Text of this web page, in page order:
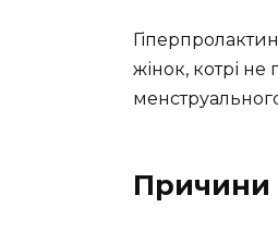
жінок, котрі
Причини